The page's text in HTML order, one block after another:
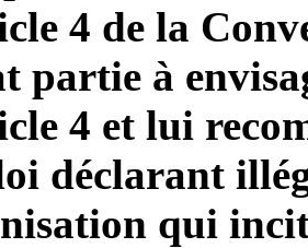
4 de la
partie à
4 et lui
déclarant
qui